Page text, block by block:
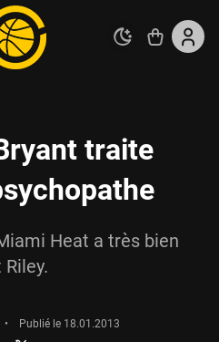
traite
Heat a très bien
• Publié le 18.01.2013